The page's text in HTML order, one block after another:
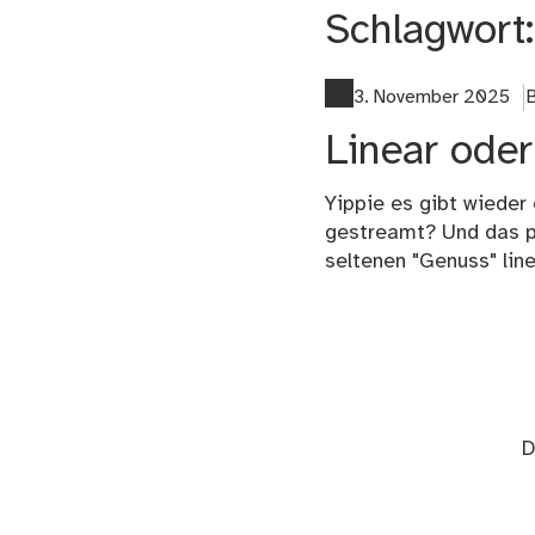
Schlagwort:
3. November 2025
Linear
Yippie es gibt wieder
gestreamt? Und das
seltenen "Genuss"